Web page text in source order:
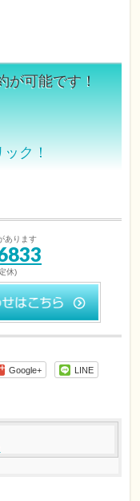
が可能です！
ク！
あります
休)
Google+ LINE